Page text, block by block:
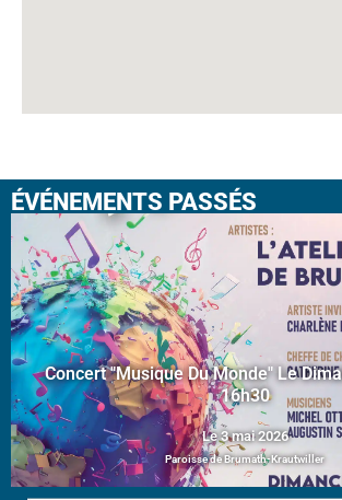
ÉVÉNEMENTS PASSÉS
Concert "Musique Du Monde" Le
16h30
Le 3 mai 2026
Paroisse de Brumath-Krautwiller